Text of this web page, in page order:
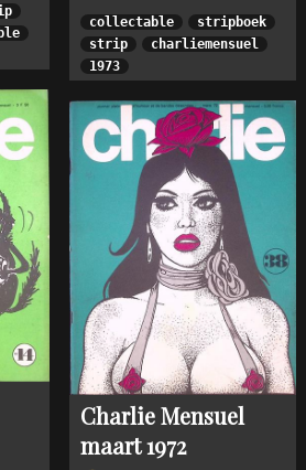
collectable
stripboek
strip
charliemensuel
1973
Charlie Mensuel
maart 1972